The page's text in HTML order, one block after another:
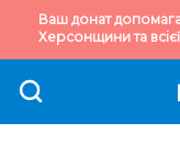
Ваш донат
Херсонщини та